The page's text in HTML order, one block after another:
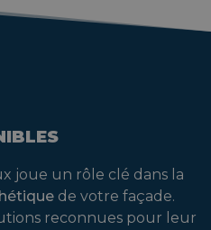
joue un rôle clé dans la
de votre façade.
reconnues pour leur